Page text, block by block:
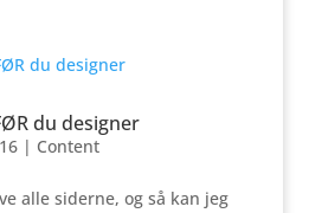
du designer
| Content
alle siderne, og så kan jeg